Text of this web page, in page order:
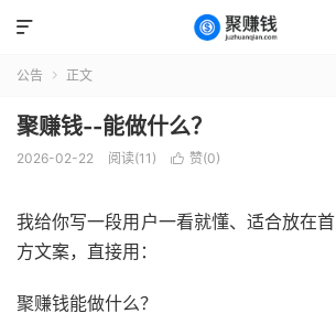

公告  正文
聚赚钱--能做什么？
2026-02-22 阅读(11 )  赞(0)
我给你写一段用户一看就懂、适合放在
方文案，直接用：
聚赚钱能做什么？